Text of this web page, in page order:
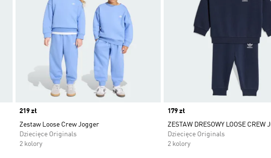
Price
219 zł
Zestaw Loose Crew Jogger
Dziecięce Originals
2 kolory
Price
179 zł
ZESTAW DRESOWY LOOSE CREW
Dziecięce Originals
2 kolory